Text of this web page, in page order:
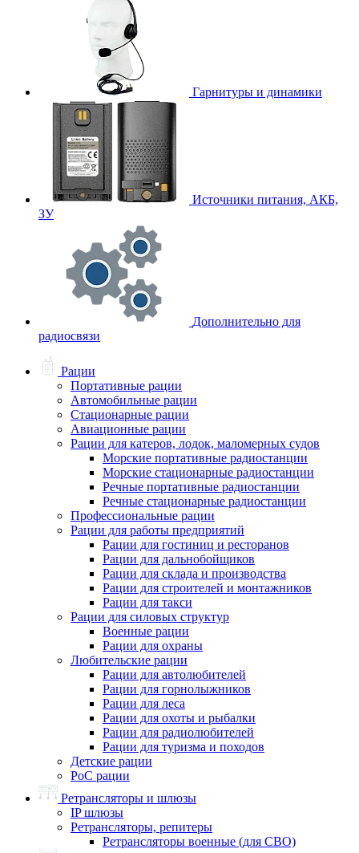
Гарнитуры и динамики
Источники питания, АКБ,
ЗУ
Дополнительно для
радиосвязи
Рации
Портативные рации
Автомобильные рации
Стационарные рации
Авиационные рации
Рации для катеров, лодок, маломерных судов
Морские портативные радиостанции
Морские стационарные радиостанции
Речные портативные радиостанции
Речные стационарные радиостанции
Профессиональные рации
Рации для работы предприятий
Рации для гостиниц и ресторанов
Рации для дальнобойщиков
Рации для склада и производства
Рации для строителей и монтажников
Рации для такси
Рации для силовых структур
Военные рации
Рации для охраны
Любительские рации
Рации для автолюбителей
Рации для горнолыжников
Рации для леса
Рации для охоты и рыбалки
Рации для радиолюбителей
Рации для туризма и походов
Детские рации
PoC рации
Ретрансляторы и шлюзы
IP шлюзы
Ретрансляторы, репитеры
Ретрансляторы военные (для СВО)